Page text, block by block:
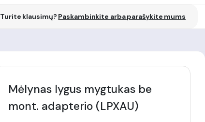
Turite klausimų? Paskambinkite arba parašykite mums
Mėlynas lygus mygtukas be
mont. adapterio (LPXAU)